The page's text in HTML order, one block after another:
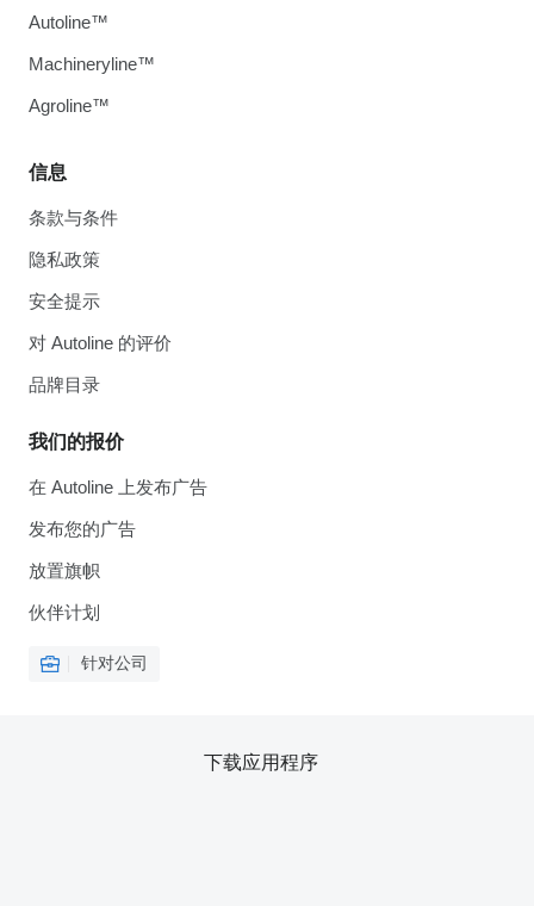
信息
条款与条件
隐私政策
安全提示
对 Autoline 的评价
品牌目录
我们的报价
在 Autoline 上发布广告
发布您的广告
放置旗帜
伙伴计划
针对公司
Autoline™
Machineryline™
Agroline™
下载应用程序